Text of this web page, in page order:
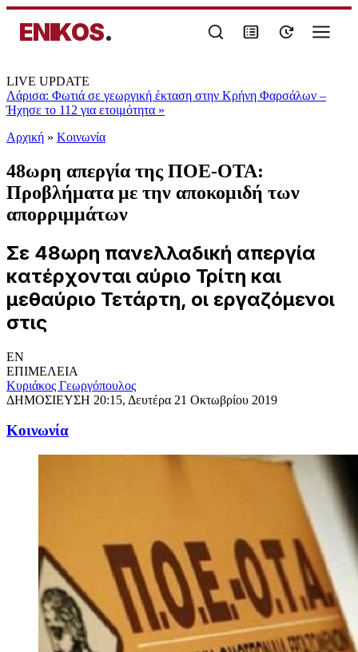
ENIKOS.
LIVE UPDATE
Λάρισα: Φωτιά σε γεωργική έκταση στην Κρήνη Φαρσάλων –
Ήχησε το 112 για ετοιμότητα »
Αρχική » Κοινωνία
48ωρη απεργία της ΠΟΕ-ΟΤΑ:
Προβλήματα με την αποκομιδή των
απορριμμάτων
Σε 48ωρη πανελλαδική απεργία
κατέρχονται αύριο Τρίτη και
μεθαύριο Τετάρτη, οι εργαζόμενοι
στις
EN
ΕΠΙΜΕΛΕΙΑ
Κυριάκος Γεωργόπουλος
ΔΗΜΟΣΙΕΥΣΗ 20:15, Δευτέρα 21 Οκτωβρίου 2019
Κοινωνία